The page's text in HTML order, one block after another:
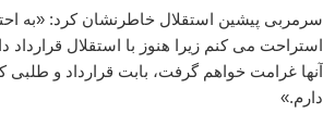
سرمربی پیشین استقلال خاطرنشان کرد: «به
استراحت می کنم زیرا هنوز با استقلال قرارداد
آنها غرامت خواهم گرفت، بابت قرارداد و طلبی
دارم.»